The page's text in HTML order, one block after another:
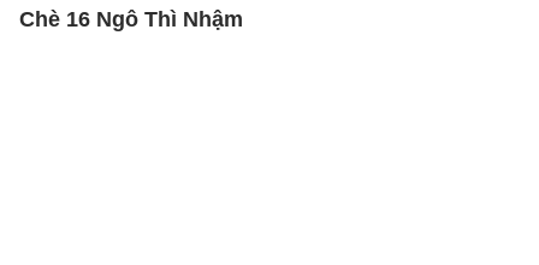
Chè 16 Ngô Thì Nhậm